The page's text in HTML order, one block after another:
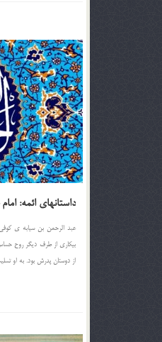
داستانهای ائمه:
عبد الرحمن بن سیابه ی
بیكاری از طرف دیگر روح
از دوستان پدرش بود. به او